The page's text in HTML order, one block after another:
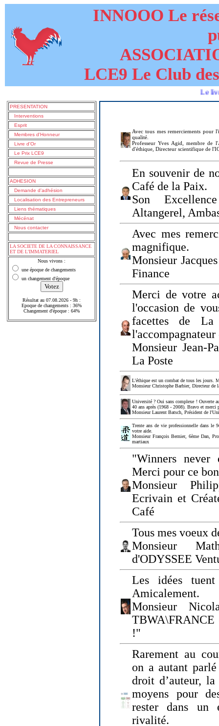
INNOOO Le
LCE9 Le Club
Le livre de
PRESENTATION
Interventions
Esprit
Membres d'Honneur
Livre d'Or
Le Prix LCE9
Revue de Presse
ADHESION
Demande d'adhésion
Localisation des Entrepreneurs
Liens thématiques
Mécénat
Nous contacter
LA SOCIETE DE LA CONNAISSANCE
ET DE L'IMMATERIEL
Nous vivons :
une époque de changements
un changement d'époque
Résultat au 07.08.2026 - 9h :
Epoque de changements : 36%
Changement d'époque : 64%
Avec tous mes remerciements pour
qualité.
Professeur Yves Agid, membre de
d'éthique, Directeur scientifique de
En souvenir de
Café de la Paix.
Son
Altangerel,
Avec mes
magnifique.
Monsieur
Finance
Merci de votre
l'occasion de
facettes de
Monsieur Jean-
La Poste
L'éthique est un combat de tous les jours.
Monsieur Christophe Barbier, Directeur de
Université ? Oui sans complexe ! Ouverte
40 ans après (1968 - 2008). Bravo et merci
Monsieur Laurent Batsch, Président de
Trente ans de vie professionnelle dans le
votre aide.
Monsieur François Bernier, 6ème Dan,
martiaux
"Winners
Merci pour ce
Monsieur
Ecrivain et
Café
Tous mes voeux
Monsieur
d'ODYSSEE
Les idées
Amicalement.
Monsieur
TBWA\FRANCE
!"
Rarement au
on a autant
droit d’auteur,
moyens pour
rester dans un
rivalité.